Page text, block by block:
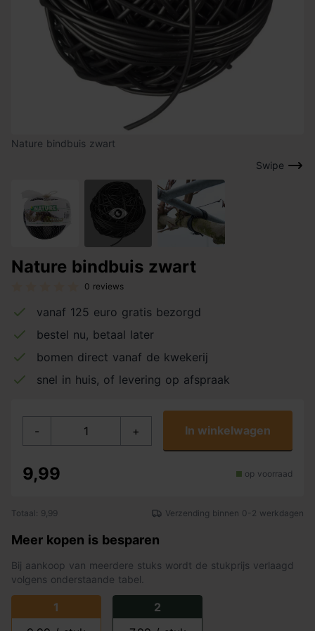
Swipe
Nature bindbuis zwart
Nature bindbuis zwart
0 reviews
vanaf 125 euro gratis bezorgd
bestel nu, betaal later
bomen direct vanaf de kwekerij
snel in huis, of levering op afspraak
- + In winkelwagen
9,99 op voorraad
Totaal: 9,99 Verzending binnen 0-2 werkdagen
Meer kopen is besparen
Bij aankoop van meerdere stuks wordt de stukprijs verlaagd
volgens onderstaande tabel.
1
2